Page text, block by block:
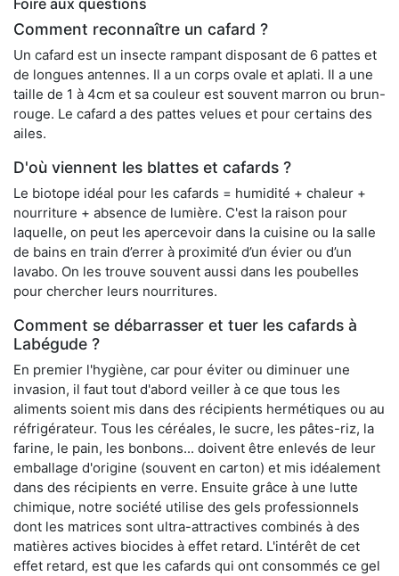
Foire aux questions
Comment reconnaître un cafard ?
Un cafard est un insecte rampant disposant de 6 pattes et
de longues antennes. Il a un corps ovale et aplati. Il a une
taille de 1 à 4cm et sa couleur est souvent marron ou brun-
rouge. Le cafard a des pattes velues et pour certains des
ailes.
D'où viennent les blattes et cafards ?
Le biotope idéal pour les cafards = humidité + chaleur +
nourriture + absence de lumière. C'est la raison pour
laquelle, on peut les apercevoir dans la cuisine ou la salle
de bains en train d’errer à proximité d’un évier ou d’un
lavabo. On les trouve souvent aussi dans les poubelles
pour chercher leurs nourritures.
Comment se débarrasser et tuer les cafards à
Labégude ?
En premier l'hygiène, car pour éviter ou diminuer une
invasion, il faut tout d'abord veiller à ce que tous les
aliments soient mis dans des récipients hermétiques ou au
réfrigérateur. Tous les céréales, le sucre, les pâtes-riz, la
farine, le pain, les bonbons... doivent être enlevés de leur
emballage d'origine (souvent en carton) et mis idéalement
dans des récipients en verre. Ensuite grâce à une lutte
chimique, notre société utilise des gels professionnels
dont les matrices sont ultra-attractives combinés à des
matières actives biocides à effet retard. L'intérêt de cet
effet retard, est que les cafards qui ont consommés ce gel